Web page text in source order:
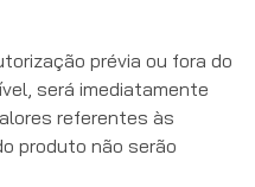
prévia ou fora do
será imediatamente
referentes às
produto não serão